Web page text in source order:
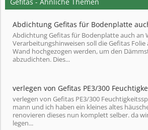
Abdichtung Gefitas für Bodenplatte
Abdichtung Gefitas für Bodenplatte auch an
Verarbeitungshinweisen soll die Gefitas Folie
Wand hochgezogen werden, um den
abzudichten. Dies...
verlegen von Gefitas PE3/300
verlegen von Gefitas PE3/300
mann und ich haben ein kleines altes
renovieren dieses nun komplett selber. da
legen...